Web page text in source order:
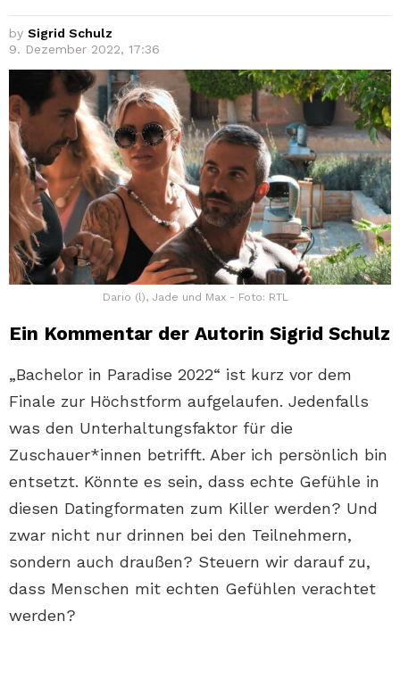
by Sigrid Schulz
9. Dezember 2022, 17:36
Dario (l), Jade und Max - Foto: RTL
Ein Kommentar der Autorin Sigrid Schulz
„Bachelor in Paradise 2022“ ist kurz vor dem
Finale zur Höchstform aufgelaufen. Jedenfalls
was den Unterhaltungsfaktor für die
Zuschauer*innen betrifft. Aber ich persönlich bin
entsetzt. Könnte es sein, dass echte Gefühle in
diesen Datingformaten zum Killer werden? Und
zwar nicht nur drinnen bei den Teilnehmern,
sondern auch draußen? Steuern wir darauf zu,
dass Menschen mit echten Gefühlen verachtet
werden?